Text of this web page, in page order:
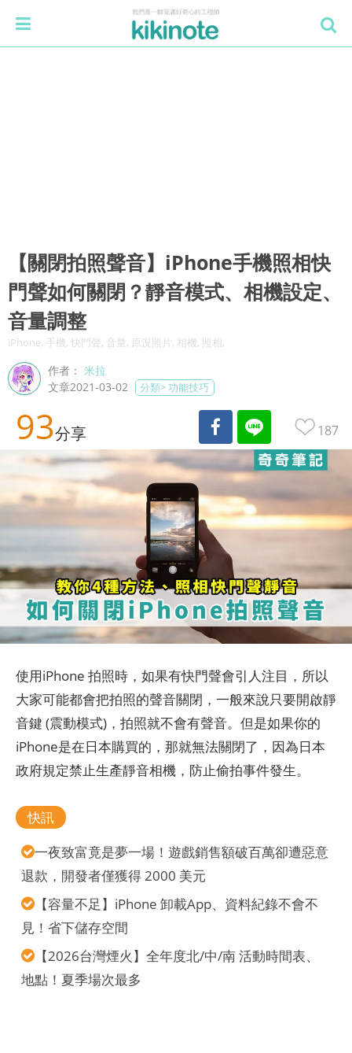
【關閉拍照聲音】iPhone手機照相快
門聲如何關閉？靜音模式、相機設定、
音量調整
iPhone, 手機, 快門聲, 音量, 原況照片, 相機, 照相,
作者：米拉
文章2021-03-02
分類>功能技巧
93分享 187
使用iPhone 拍照時，如果有快門聲會引人注目，所以
大家可能都會把拍照的聲音關閉，一般來說只要開啟靜
音鍵 (震動模式)，拍照就不會有聲音。但是如果你的
iPhone是在日本購買的，那就無法關閉了，因為日本
政府規定禁止生產靜音相機，防止偷拍事件發生。
快訊
一夜致富竟是夢一場！遊戲銷售額破百萬卻遭惡意
退款，開發者僅獲得 2000 美元
【容量不足】iPhone 卸載App、資料紀錄不會不
見！省下儲存空間
【2026台灣煙火】全年度北/中/南 活動時間表、
地點！夏季場次最多